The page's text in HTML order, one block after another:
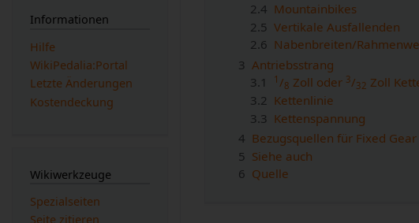
2.4 Mountainbikes
2.5 Vertikale Ausfallenden
2.6 Nabenbreiten/
3 Antriebsstrang
3.1
1 /8 Zoll oder 3/32 Zoll
3.2 Kettenlinie
3.3 Kettenspannung
4 Bezugsquellen für Fixed
5 Siehe auch
6 Quelle
Informationen
Hilfe
WikiPedalia:Portal
Letzte Änderungen
Kostendeckung
Wikiwerkzeuge
Spezialseiten
Seite zitieren